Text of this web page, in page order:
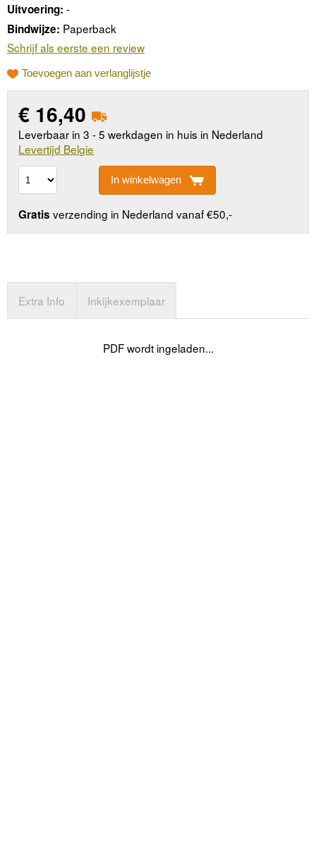
Uitvoering: -
Bindwijze: Paperback
Schrijf als eerste een review
Toevoegen aan verlanglijstje
€ 16,40
Leverbaar in 3 - 5 werkdagen in huis in Nederland
Levertijd Belgie
In winkelwagen
Gratis verzending in Nederland vanaf €50,-
Extra Info Inkijkexemplaar
PDF wordt ingeladen...